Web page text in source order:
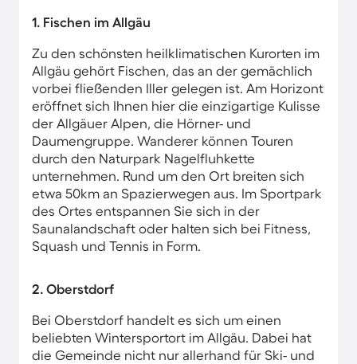
1. Fischen im Allgäu
Zu den schönsten heilklimatischen Kurorten im
Allgäu gehört Fischen, das an der gemächlich
vorbei fließenden Iller gelegen ist. Am Horizont
eröffnet sich Ihnen hier die einzigartige Kulisse
der Allgäuer Alpen, die Hörner- und
Daumengruppe. Wanderer können Touren
durch den Naturpark Nagelfluhkette
unternehmen. Rund um den Ort breiten sich
etwa 50km an Spazierwegen aus. Im Sportpark
des Ortes entspannen Sie sich in der
Saunalandschaft oder halten sich bei Fitness,
Squash und Tennis in Form.
2. Oberstdorf
Bei Oberstdorf handelt es sich um einen
beliebten Wintersportort im Allgäu. Dabei hat
die Gemeinde nicht nur allerhand für Ski- und